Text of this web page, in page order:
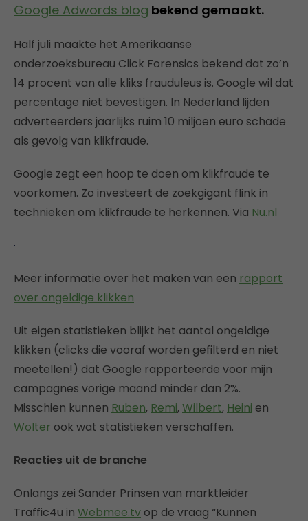
Google Adwords blog bekend gemaakt.
Half juli maakte het Amerikaanse
onderzoeksbureau Click Forensics bekend dat zo’n
14 procent van alle kliks frauduleus is. Google wil dat
percentage niet bevestigen. In Nederland lijden
adverteerders jaarlijks ruim 10 miljoen euro schade
als gevolg van klikfraude.
Google zegt een hoop te doen om klikfraude te
voorkomen. Zo investeert de zoekgigant flink in
technieken om klikfraude te herkennen. Via Nu.nl
Meer informatie over het maken van een rapport
over ongeldige klikken
Uit eigen statistieken blijkt het aantal ongeldige
klikken (clicks die vooraf worden gefilterd en niet
meetellen!) dat Google rapporteerde voor mijn
campagnes vorige maand minder dan 2%.
Misschien kunnen Ruben, Remi,Wilbert, Heini en
Wolter ook wat statistieken verschaffen.
Reacties uit de branche
Onlangs zei Sander Prinsen van marktleider
Traffic4u in Webmee.tv op de vraag “Kunnen